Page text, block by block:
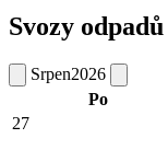
Svozy odpadů
Srpen2026
Po
27